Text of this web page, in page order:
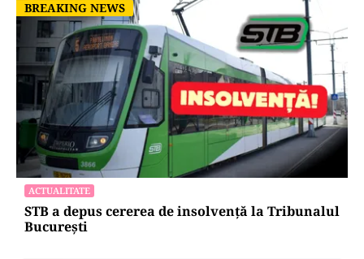
BREAKING NEWS
BREAKING NEWS
ACTUALITATE
STB a depus cererea de insolvență la Tribunalul
București